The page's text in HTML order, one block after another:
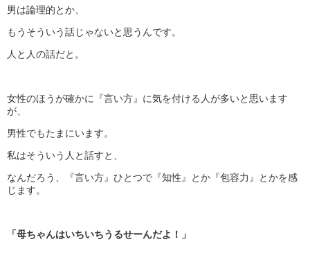
男は論理的とか、
もうそういう話じゃないと思うんです。
人と人の話だと。
女性のほうが確かに『言い方』に気を付ける人が多いと思います
が、
男性でもたまにいます。
私はそういう人と話すと、
なんだろう、『言い方』ひとつで『知性』とか『包容力』とかを感
じます。
「母ちゃんはいちいちうるせーんだよ！」